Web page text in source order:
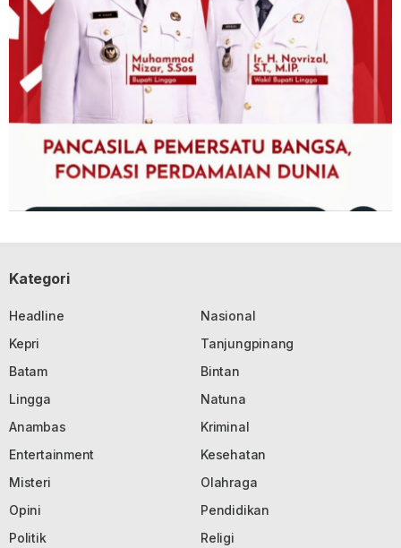
Kategori
Headline
Nasional
Kepri
Tanjungpinang
Batam
Bintan
Lingga
Natuna
Anambas
Kriminal
Entertainment
Kesehatan
Misteri
Olahraga
Opini
Pendidikan
Politik
Religi